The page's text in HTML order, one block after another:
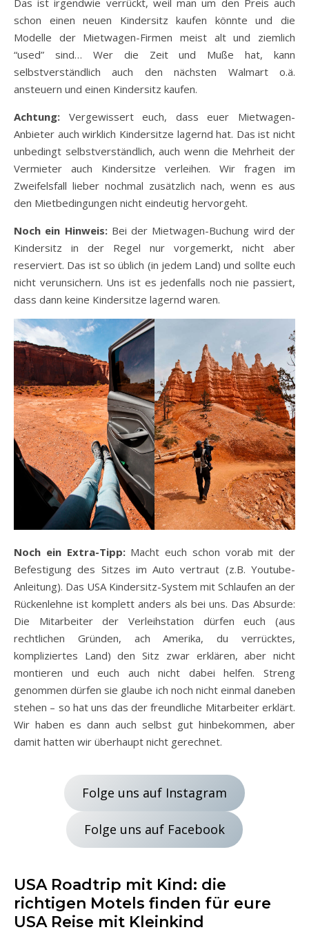
schon einen neuen Kindersitz kaufen könnte und die
Modelle der Mietwagen-Firmen meist alt und ziemlich
“used” sind… Wer die Zeit und Muße hat, kann
selbstverständlich auch den nächsten Walmart o.ä.
ansteuern und einen Kindersitz kaufen.
Achtung: Vergewissert euch, dass euer Mietwagen-
Anbieter auch wirklich Kindersitze lagernd hat. Das ist nicht
unbedingt selbstverständlich, auch wenn die Mehrheit der
Vermieter auch Kindersitze verleihen. Wir fragen im
Zweifelsfall lieber nochmal zusätzlich nach, wenn es aus
den Mietbedingungen nicht eindeutig hervorgeht.
Noch ein Hinweis:Bei der Mietwagen-Buchung wird der
Kindersitz in der Regel nur vorgemerkt, nicht aber
reserviert. Das ist so üblich (in jedem Land) und sollte euch
nicht verunsichern. Uns ist es jedenfalls noch nie passiert,
dass dann keine Kindersitze lagernd waren.
Noch ein Extra-Tipp:Macht euch schon vorab mit der
Befestigung des Sitzes im Auto vertraut (z.B. Youtube-
Anleitung). Das USA Kindersitz-System mit Schlaufen an der
Rückenlehne ist komplett anders als bei uns. Das Absurde:
Die Mitarbeiter der Verleihstation dürfen euch (aus
rechtlichen Gründen, ach Amerika, du verrücktes,
kompliziertes Land) den Sitz zwar erklären, aber nicht
montieren und euch auch nicht dabei helfen. Streng
genommen dürfen sie glaube ich noch nicht einmal daneben
stehen – so hat uns das der freundliche Mitarbeiter erklärt.
Wir haben es dann auch selbst gut hinbekommen, aber
damit hatten wir überhaupt nicht gerechnet.
Folge uns auf Instagram
Folge uns auf Facebook
USA Roadtrip mit Kind: die
richtigen Motels finden für eure
USA Reise mit Kleinkind